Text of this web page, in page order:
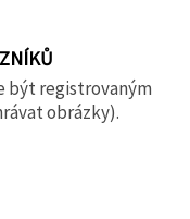
být registrovaným
obrázky).